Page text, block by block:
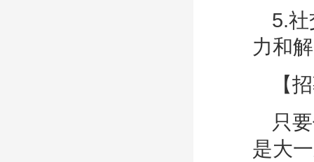
5.
力和
【
只
是大